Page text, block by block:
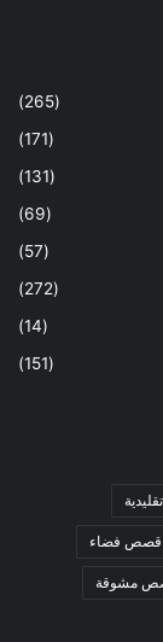
(265)
(171)
(131)
(69)
(57)
(272)
(14)
(151)
قصص فضاء
مشوقة